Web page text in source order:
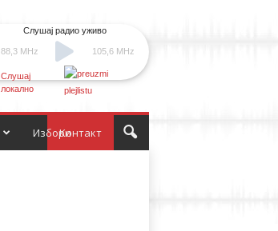
88,3 MHz
Слушај радио уживо
105,6 MHz
Слушај
локално
Контакт
Избори